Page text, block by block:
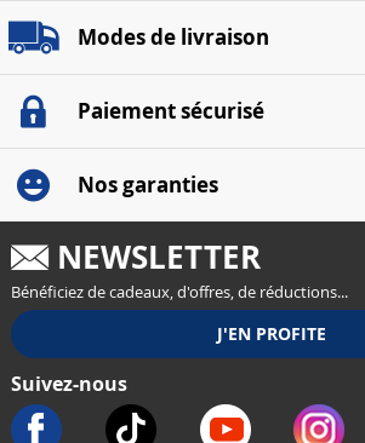
Modes de livraison
Paiement sécurisé
Nos garanties
NEWSLETTER
Bénéficiez de cadeaux, d'offres, de réductions...
Suivez-nous